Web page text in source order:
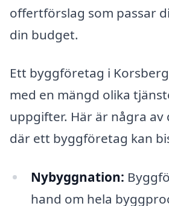
offertförslag som passar
din budget.
Ett byggföretag i
med en mängd olika
uppgifter. Här är några av
där ett byggföretag kan
Nybyggnation:
hand om hela